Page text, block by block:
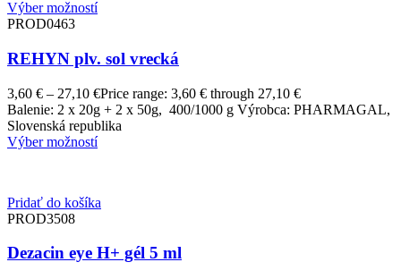
Výber možností
PROD0463
REHYN plv. sol vrecká
3,60 € – 27,10 €Price range: 3,60 € through 27,10 €
Balenie: 2 x 20g + 2 x 50g, 400/1000 g Výrobca: PHARMAGAL,
Slovenská republika
Výber možností
Pridať do košíka
PROD3508
Dezacin eye H+ gél 5 ml